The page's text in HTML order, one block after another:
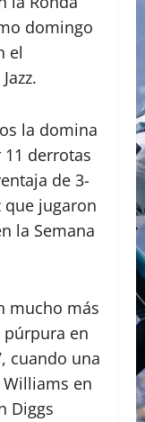
domingo
el
la domina
derrotas
de 3-
que jugaron
la Semana
mucho más
en
cuando una
en
Diggs